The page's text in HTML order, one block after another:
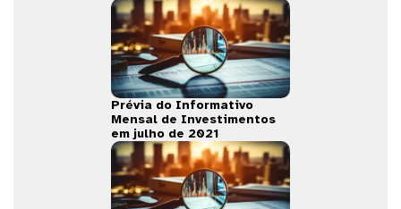
Prévia do Informativo
Mensal de Investimentos
em julho de 2021